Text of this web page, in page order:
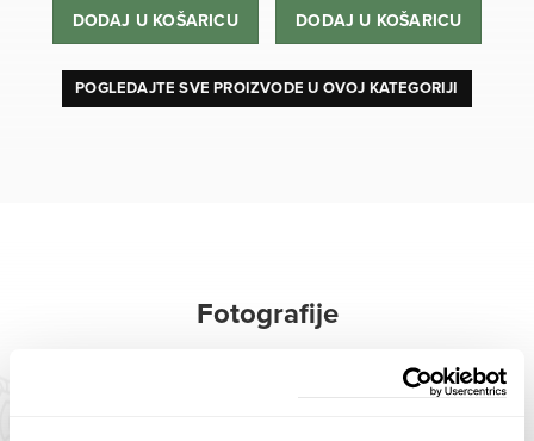
DODAJ U KOŠARICU DODAJ U KOŠARICU
POGLEDAJTE SVE PROIZVODE U OVOJ KATEGORIJI
Fotografije